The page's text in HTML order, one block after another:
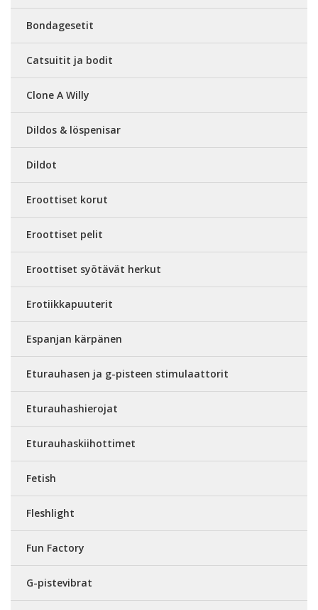
Bondagesetit
Catsuitit ja bodit
Clone A Willy
Dildos & löspenisar
Dildot
Eroottiset korut
Eroottiset pelit
Eroottiset syötävät herkut
Erotiikkapuuterit
Espanjan kärpänen
Eturauhasen ja g-pisteen stimulaattorit
Eturauhashierojat
Eturauhaskiihottimet
Fetish
Fleshlight
Fun Factory
G-pistevibrat